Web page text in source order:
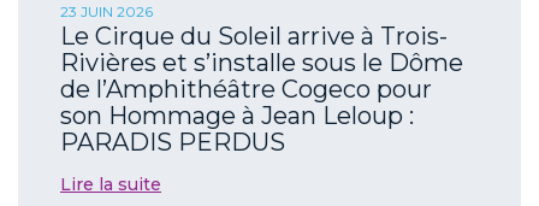
23 JUIN 2026
Le Cirque du Soleil arrive à Trois-
Rivières et s’installe sous le Dôme
de l’Amphithéâtre Cogeco pour
son Hommage à Jean Leloup :
PARADIS PERDUS
Lire la suite